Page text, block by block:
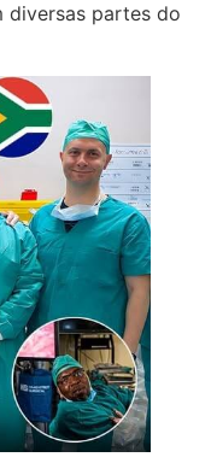
diversas partes do